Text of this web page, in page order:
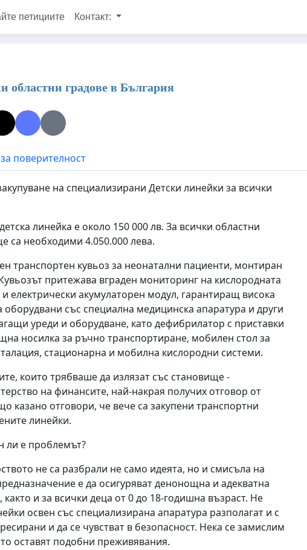
петициите Контакт:
областни градове в България
поверителност
на специализирани Детски линейки за всички
линейка е около 150 000 лв. За всички областни
са необходими 4.050.000 лева.
транспортен кувьоз за неонатални пациенти, монтиран
притежава вграден мониторинг на кислородната
електрически акумулаторен модул, гарантиращ висока
със специална медицинска апаратура и други
уреди и оборудване, като дефибрилатор с приставки
носилка за ръчно транспортиране, мобилен стол за
стационарна и мобилна кислородни системи.
които трябваше да излязат със становище -
на финансите, най-накрая получих отговор от
отговори, че вече са закупени транспортни
линейки.
ли е проблемът?
не са разбрали не само идеята, но и смисъла на
е да осигуряват денонощна и адекватна
и за всички деца от 0 до 18-годишна възраст. Не
освен със специализирана апаратура разполагат и с
и да се чувстват в безопасност. Нека се замислим
оставят подобни преживявания.